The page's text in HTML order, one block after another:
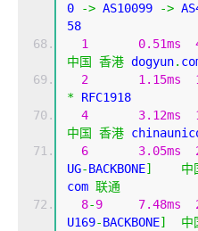
0
-> AS10099 ->
58
1
0.51ms
中国
香港 dogyun.
2
1.15ms
* RFC1918
4
3.12ms
中国
香港
6
3.05ms
UG-BACKBONE] 中
com 联通
8-9 7.48ms
U169-BACKBONE] 中